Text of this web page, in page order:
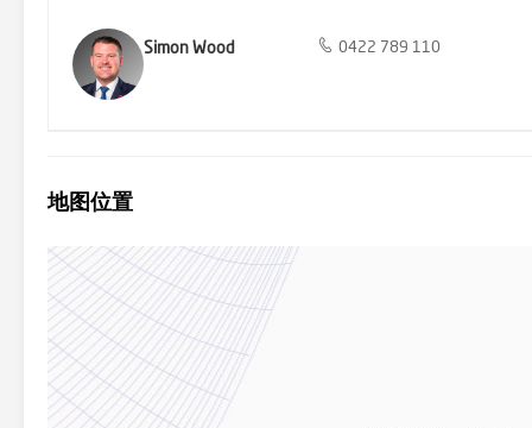
Simon Wood 0422 789 110
地图位置